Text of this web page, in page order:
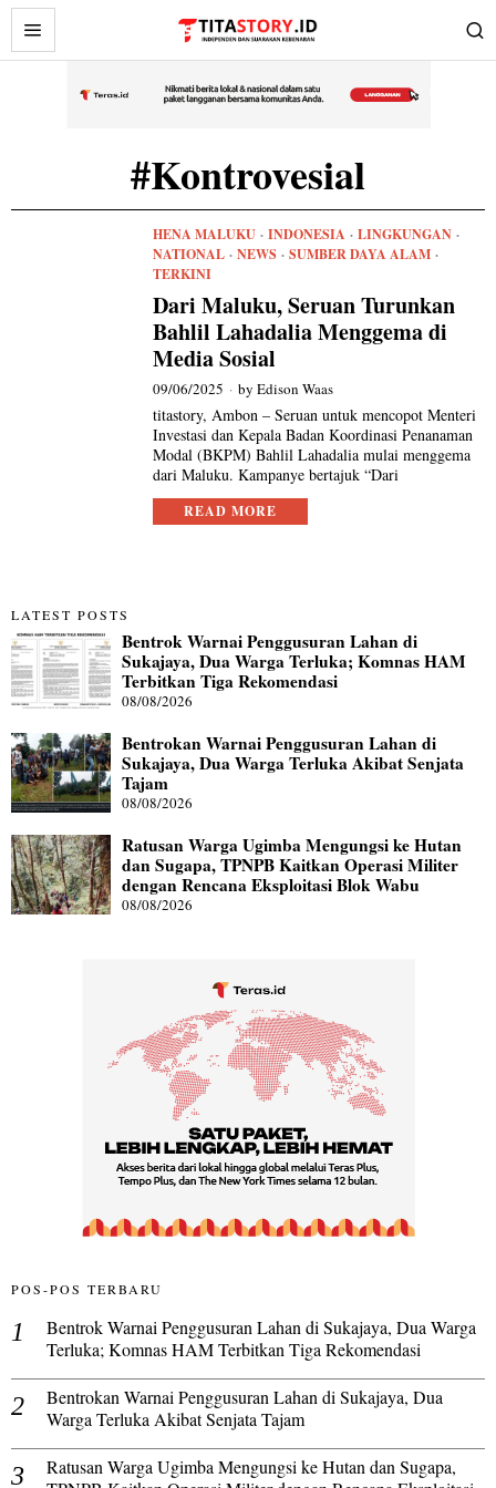
#Kontrovesial
HENA MALUKU · INDONESIA · LINGKUNGAN ·
NATIONAL · NEWS · SUMBER DAYA ALAM ·
TERKINI
Dari Maluku, Seruan Turunkan
Bahlil Lahadalia Menggema di
Media Sosial
09/06/2025 byEdison Waas
titastory, Ambon – Seruan untuk mencopot Menteri
Investasi dan Kepala Badan Koordinasi Penanaman
Modal (BKPM) Bahlil Lahadalia mulai menggema
dari Maluku. Kampanye bertajuk “Dari
READ MORE
LATEST POSTS
Bentrok Warnai Penggusuran Lahan di
Sukajaya, Dua Warga Terluka; Komnas HAM
Terbitkan Tiga Rekomendasi
08/08/2026
Bentrokan Warnai Penggusuran Lahan di
Sukajaya, Dua Warga Terluka Akibat Senjata
Tajam
08/08/2026
Ratusan Warga Ugimba Mengungsi ke Hutan
dan Sugapa, TPNPB Kaitkan Operasi Militer
dengan Rencana Eksploitasi Blok Wabu
08/08/2026
POS-POS TERBARU
Bentrok Warnai Penggusuran Lahan di Sukajaya, Dua Warga
Terluka; Komnas HAM Terbitkan Tiga Rekomendasi
Bentrokan Warnai Penggusuran Lahan di Sukajaya, Dua
Warga Terluka Akibat Senjata Tajam
Ratusan Warga Ugimba Mengungsi ke Hutan dan Sugapa,